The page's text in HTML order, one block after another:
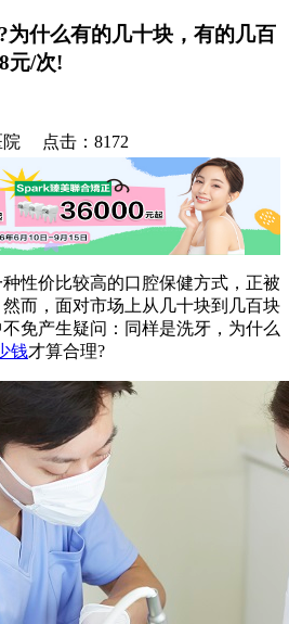
为什么有的几十块，有的几百
元/次!
院 点击：8172
价比较高的口腔保健方式，正被
而，面对市场上从几十块到几百块
免产生疑问：同样是洗牙，为什么
钱才算合理?